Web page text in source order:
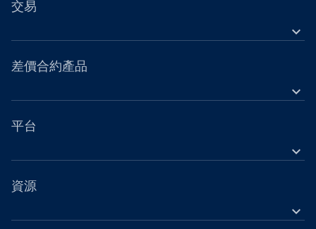
交易
expand_more
差價合約金融工具
工具
差價合約產品
expand_more
外匯
平台
expand_more
OANDA 行動裝置
資源
expand_more
帮助